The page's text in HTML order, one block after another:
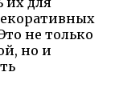
не только
но и